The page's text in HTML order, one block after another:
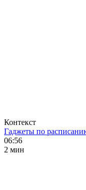
Контекст
Гаджеты по
06:56
2 мин